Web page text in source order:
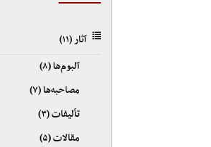
آثار(۱۱)
آلبوم‌ها(۸)
مصاحبه‌ها(۷)
تألیفات(۳)
مقالات(۵)